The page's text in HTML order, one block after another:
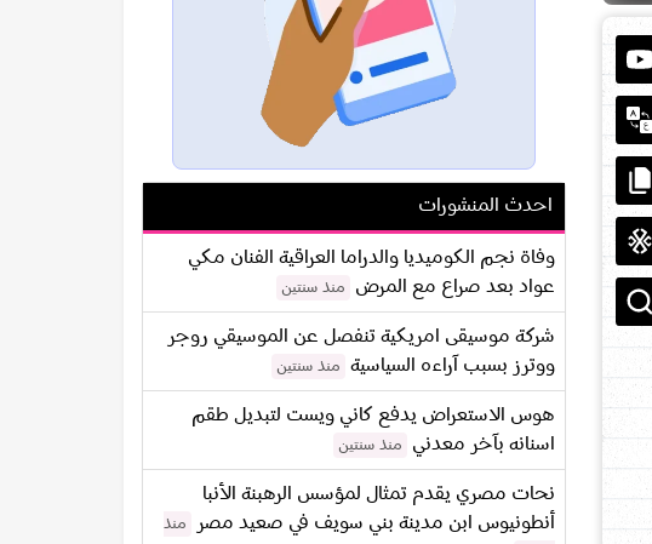
احدث المنشورات
وفاة نجم الكوميديا والدراما العراقية الفنان مكي
عواد بعد صراع مع المرض
منذ سنتين
شركة موسيقى امريكية تنفصل عن الموسيقي روجر
ووترز بسبب آراءه السياسية
منذ سنتين
هوس الاستعراض يدفع كاني ويست لتبديل طقم
اسنانه بآخر معدني
منذ سنتين
نحات مصري يقدم تمثال لمؤسس الرهبنة الأنبا
أنطونيوس ابن مدينة بني سويف في صعيد مصر
منذ